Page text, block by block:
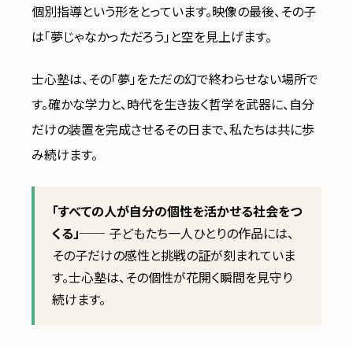
個別指導という形をとっています。映像の最後、その子
は「夢じゃなかっただろう」と空を見上げます。
士心塾は、その「夢」をただの幻で終わらせない場所で
す。確かな学力と、時代を生き抜く哲学を武器に、自分
だけの装置を完成させるその日まで、私たちは共に歩
み続けます。
「すべての人が自分の個性を活かせる社会をつ
くる」── 子どもたち一人ひとりの作品には、
その子だけの感性と挑戦の証が刻まれていま
す。士心塾は、その個性が花開く瞬間を見守り
続けます。